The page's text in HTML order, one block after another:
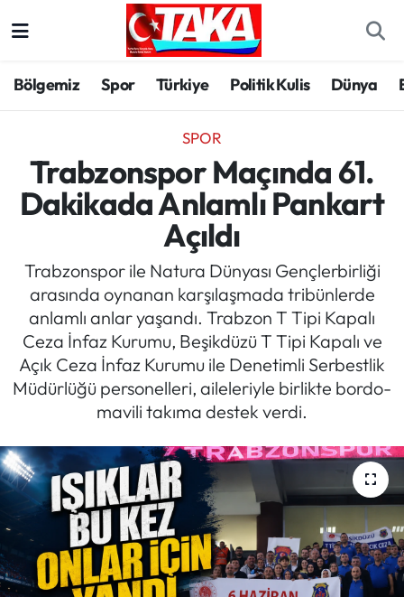
Bölgemiz Spor Türkiye Politik Kulis Dünya
SPOR
Trabzonspor Maçında 61.
Dakikada Anlamlı Pankart
Açıldı
Trabzonspor ile Natura Dünyası Gençlerbirliği
arasında oynanan karşılaşmada tribünlerde
anlamlı anlar yaşandı. Trabzon T Tipi Kapalı
Ceza İnfaz Kurumu, Beşikdüzü T Tipi Kapalı ve
Açık Ceza İnfaz Kurumu ile Denetimli Serbestlik
Müdürlüğü personelleri, aileleriyle birlikte bordo-
mavili takıma destek verdi.
Spor
Türkiye
Kültür/Sanat
Politik Kulis
Dünya
Magazin
Röportaj
Manşet
Köşe Yazıları
Trabzon Hava Durumu
Trabzon Trafik Yoğunluk Haritası
Süper Lig Puan Durumu ve Fikstür
Son Dakika Haberleri
Haber Arşivi